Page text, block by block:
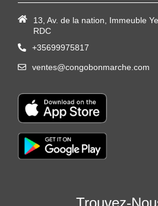
13, Av. de la nation, Immeuble
RDC
+35699975817
ventes@congobonmarche.com
Trouvez-